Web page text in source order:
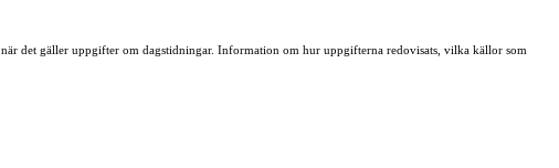
när det gäller uppgifter om dagstidningar. Information om hur uppgifterna redovisats, vilka källor som